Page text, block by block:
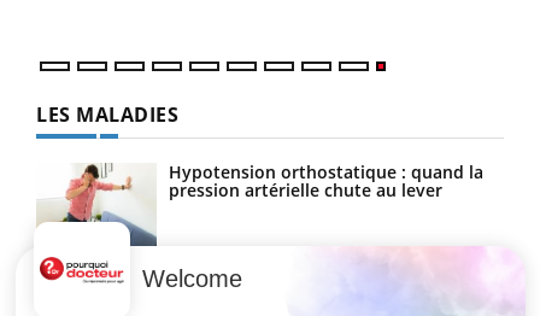
LES MALADIES
Hypotension orthostatique : quand la
pression artérielle chute au lever
Drépanocytose : une déformation des
globules rouges aux conséquences
Welcome